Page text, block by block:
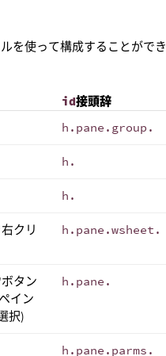
を使って構成することができ
id接頭辞
h.pane.group.
h.
h.
クリ
h.pane.wsheet.
タン
イン
択)
h.pane.
h.pane.parms.